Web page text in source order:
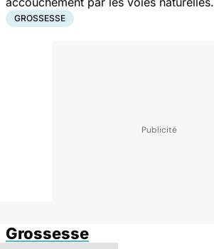
GROSSESSE
Grossesse